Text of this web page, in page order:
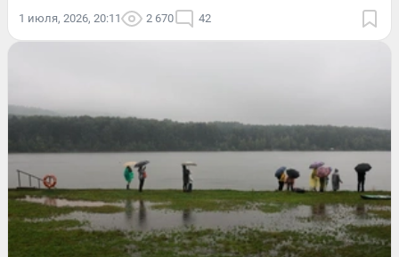
1 июля, 2026, 20:11 2 670 42